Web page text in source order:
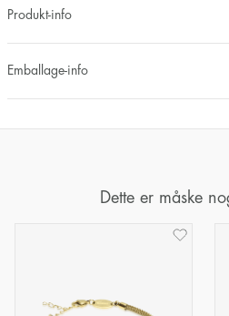
Produkt-info
Emballage-info
Dette er måske